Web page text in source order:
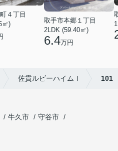
４丁目
㎡)
取手市本郷１丁目
2LDK (59.40㎡)
6.4万円
佐貫ルビーハイムⅠ 101
牛久市
守谷市